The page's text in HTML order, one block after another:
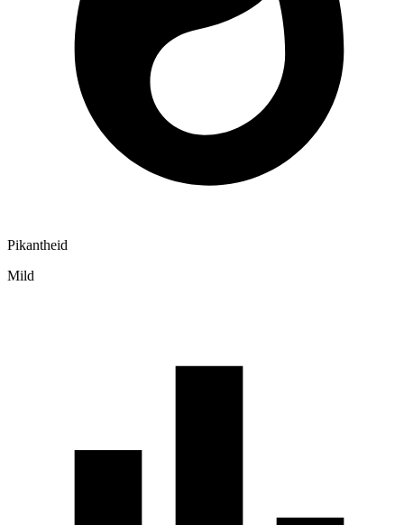
Pikantheid
Mild